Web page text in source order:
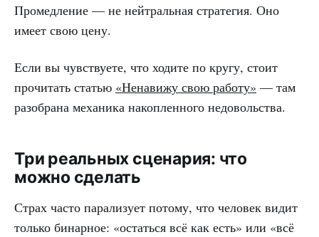
Промедление — не нейтральная стратегия. Оно
имеет свою цену.
Если вы чувствуете, что ходите по кругу, стоит
прочитать статью «Ненавижу свою работу» — там
разобрана механика накопленного недовольства.
Три реальных сценария: что
можно сделать
Страх часто парализует потому, что человек видит
только бинарное: «остаться всё как есть» или «всё